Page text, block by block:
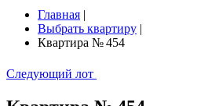
Главная |
Выбрать квартиру |
Квартира № 454
Следующий лот